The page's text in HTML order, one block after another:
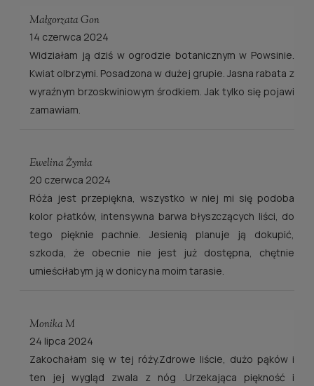
Małgorzata Gon
14 czerwca 2024
Widziałam ją dziś w ogrodzie botanicznym w Powsinie.
Kwiat olbrzymi. Posadzona w dużej grupie. Jasna rabata z
wyraźnym brzoskwiniowym środkiem. Jak tylko się pojawi
zamawiam.
Ewelina Żymła
20 czerwca 2024
Róża jest przepiękna, wszystko w niej mi się podoba
kolor płatków, intensywna barwa błyszczących liści, do
tego pięknie pachnie. Jesienią planuje ją dokupić,
szkoda, że obecnie nie jest już dostępna, chętnie
umieściłabym ją w donicy na moim tarasie.
Monika M
24 lipca 2024
Zakochałam się w tej róży.Zdrowe liście, dużo pąków i
ten jej wygląd zwala z nóg .Urzekająca piękność i